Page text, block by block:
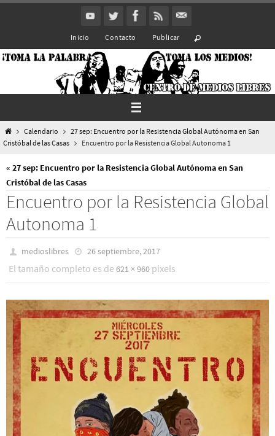
Inicio Contacto Publicar
InicioCalendario
27 sep: Encuentro por la Resistencia Global Autónoma en San
Cristóbal de las Casas
Encuentro por la Resistencia Global Autonoma 1
« 27 sep: Encuentro por la Resistencia Global Autónoma en San
Cristóbal de las Casas
Encuentro por la Resistencia Global
Autonoma 1
medioslibres 26 septiembre, 2017
El tamaño completo es de 621 × 960 pixels